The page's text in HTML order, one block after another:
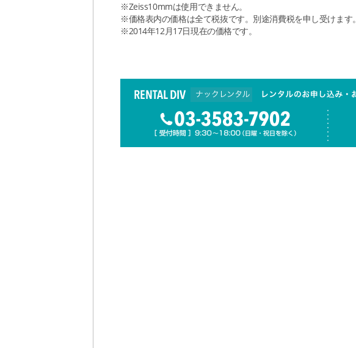
※Zeiss10mmは使用できません。
※価格表内の価格は全て税抜です。別途消費税を申し受けます。
※2014年12月17日現在の価格です。